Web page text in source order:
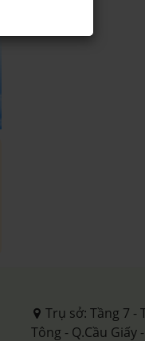
Trụ sở: Tầng 7 -
Tông - Q.Cầu Giấy